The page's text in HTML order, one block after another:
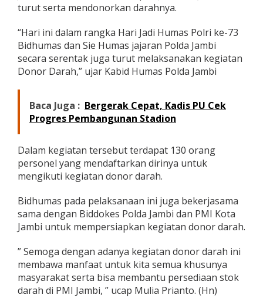
a
S
e
e
n
k
turut serta mendonorkan darahnya.
“Hari ini dalam rangka Hari Jadi Humas Polri ke-73
Bidhumas dan Sie Humas jajaran Polda Jambi
secara serentak juga turut melaksanakan kegiatan
Donor Darah,” ujar Kabid Humas Polda Jambi
Baca Juga : Bergerak Cepat, Kadis PU Cek
Progres Pembangunan Stadion
Dalam kegiatan tersebut terdapat 130 orang
personel yang mendaftarkan dirinya untuk
mengikuti kegiatan donor darah.
Bidhumas pada pelaksanaan ini juga bekerjasama
sama dengan Biddokes Polda Jambi dan PMI Kota
Jambi untuk mempersiapkan kegiatan donor darah.
” Semoga dengan adanya kegiatan donor darah ini
membawa manfaat untuk kita semua khusunya
masyarakat serta bisa membantu persediaan stok
darah di PMI Jambi, ” ucap Mulia Prianto. (Hn)